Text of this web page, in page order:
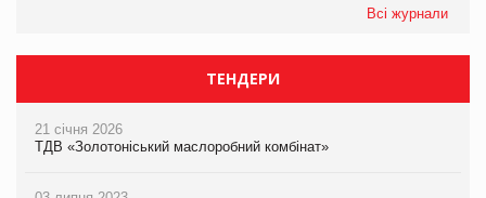
Всі журнали
ТЕНДЕРИ
21 січня 2026
ТДВ «Золотоніський маслоробний комбінат»